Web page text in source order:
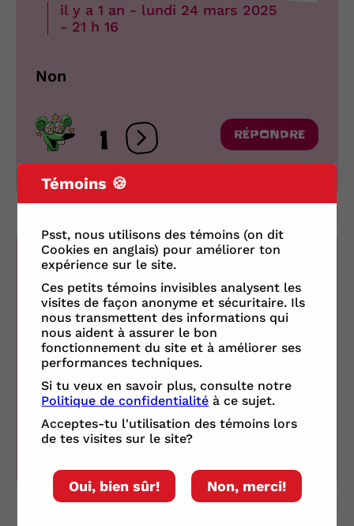
il y a 1 an - lundi 24 mars 2025
- 21 h 16
Non
1 Ouvrir les réactions
RÉPONDRE
CR 7 FAN
il y a 1 an - lundi 24 mars 2025
- 21 h 03
moi non plus 🎀
1 Ouvrir les réactions
RÉPONDRE
Témoins 🍪
Psst, nous utilisons des témoins (on dit
Cookies en anglais) pour améliorer ton
expérience sur le site.
Ces petits témoins invisibles analysent les
visites de façon anonyme et sécuritaire. Ils
nous transmettent des informations qui
nous aident à assurer le bon
fonctionnement du site et à améliorer ses
performances techniques.
Si tu veux en savoir plus, consulte notre
Politique de confidentialité à ce sujet.
Acceptes-tu l'utilisation des témoins lors
de tes visites sur le site?
Oui, bien sûr! Non, merci!